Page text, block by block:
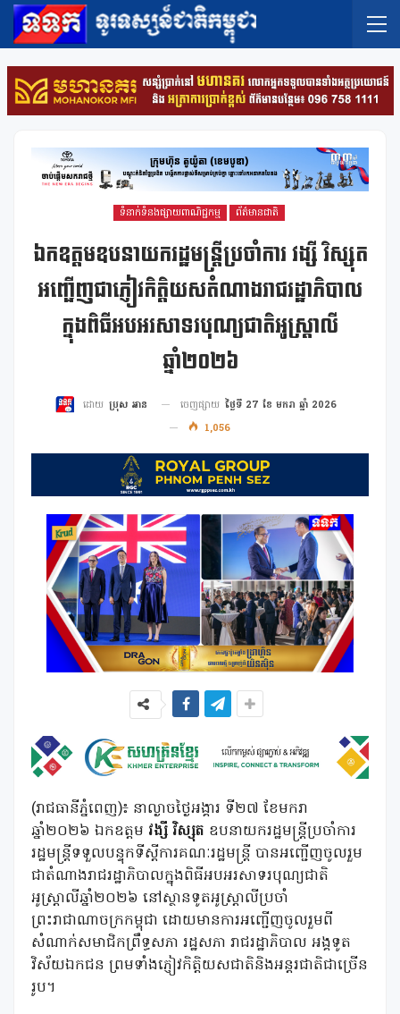
ទំនាក់ទំនងផ្សាយពាណិជ្ជកម្ម ព័ត៌មានជាតិ
ឯកឧត្តមឧបនាយករដ្ឋមន្រ្តីប្រចាំការ វង្សី វិស្សុត
អញ្ជើញជាភ្ញៀវកិត្តិយសតំណាងរាជរដ្ឋាភិបាល
ក្នុងពិធីអបអរសាទរបុណ្យជាតិអូស្ត្រាលី
ឆ្នាំ២០២៦
ដោយ ប្រុស អាន ចេញផ្សាយ ថ្ងៃទី 27 ខែ មករា ឆ្នាំ 2026
1,056
(រាជធានីភ្នំពេញ)៖ នាល្ងាចថ្ងៃអង្គារ ទី២៧ ខែមករា
ឆ្នាំ២០២៦ ឯកឧត្តម វង្សី វិស្សុត ឧបនាយករដ្ឋមន្រ្តីប្រចាំការ
រដ្ឋមន្រ្តីទទួលបន្ទុកទីស្តីការគណៈរដ្ឋមន្រ្តី បានអញ្ជើញចូលរួម
ជាតំណាងរាជរដ្ឋាភិបាលក្នុងពិធីអបអរសាទរបុណ្យជាតិ
អូស្ត្រាលីឆ្នាំ២០២៦ នៅស្ថានទូតអូស្រ្តាលីប្រចាំ
ព្រះរាជាណាចក្រកម្ពុជា ដោយមានការអញ្ជើញចូលរួមពី
សំណាក់សមាជិកព្រឹទ្ធសភា រដ្ឋសភា រាជរដ្ឋាភិបាល អង្គទូត
វិស័យឯកជន ព្រមទាំងភ្ញៀវកិត្តិយសជាតិនិងអន្តរជាតិជាច្រើន
រូប។